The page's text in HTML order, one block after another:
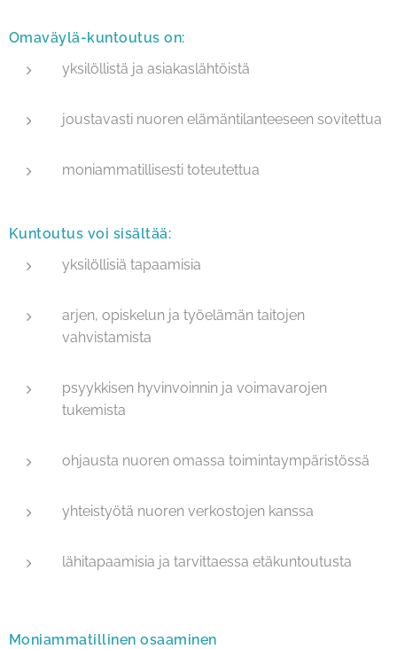
Omaväylä-kuntoutus on:
yksilöllistä ja asiakaslähtöistä
joustavasti nuoren elämäntilanteeseen sovitettua
moniammatillisesti toteutettua
Kuntoutus voi sisältää:
yksilöllisiä tapaamisia
arjen, opiskelun ja työelämän taitojen
vahvistamista
psyykkisen hyvinvoinnin ja voimavarojen
tukemista
ohjausta nuoren omassa toimintaympäristössä
yhteistyötä nuoren verkostojen kanssa
lähitapaamisia ja tarvittaessa etäkuntoutusta
Moniammatillinen osaaminen